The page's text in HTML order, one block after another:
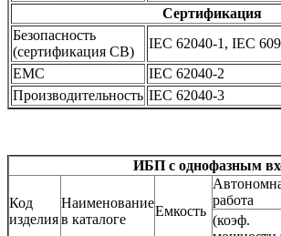
Сертификация
Безопасность
(сертификация CB)
IEC 62040-1, IEC
EMC
IEC 62040-2
Производительность IEC 62040-3
ИБП с однофазным
Код
изделия
Наименование
в каталоге
Емкость
работа
(коэф.